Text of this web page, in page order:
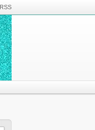
RSS